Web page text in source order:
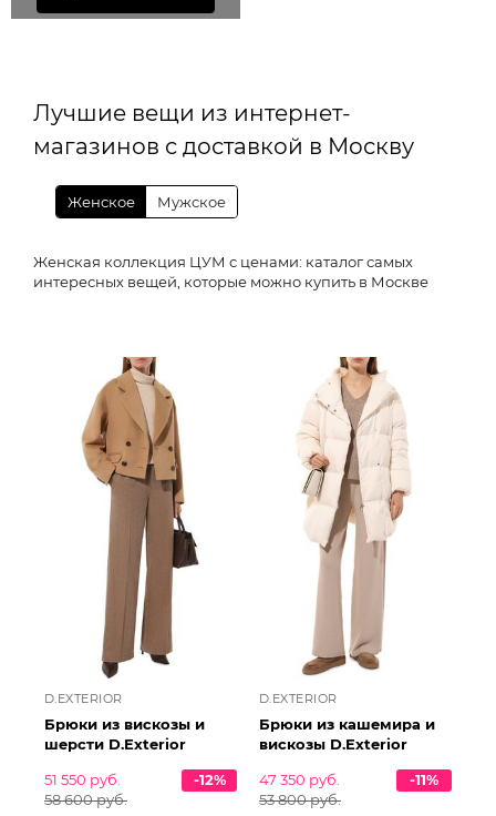
Лучшие вещи из интернет-
магазинов с доставкой в Москву
Женское Мужское
Женская коллекция ЦУМ с ценами: каталог самых
интересных вещей, которые можно купить в Москве
D.EXTERIOR
Брюки из вискозы и
шерсти D.Exterior
51 550 руб.
58 600 руб.
-12%
D.EXTERIOR
Брюки из кашемира и
вискозы D.Exterior
47 350 руб.
53 800 руб.
-11%